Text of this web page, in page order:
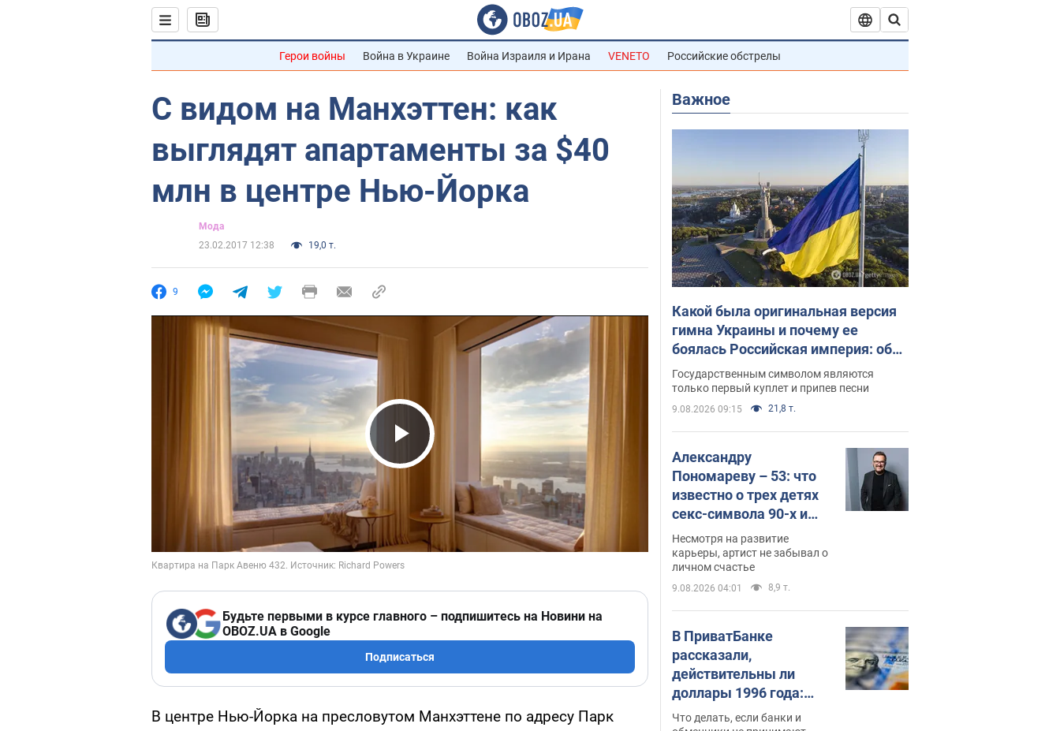
Герои войны Война в Украине Война Израиля и Ирана VENETO Российские обстрелы
С видом на Манхэттен: как
выглядят апартаменты за $40
млн в центре Нью-Йорка
Мода
23.02.2017 12:38
19,0 т.
9
Play Video
Будьте первыми в курсе главного – подпишитесь на Новини на
OBOZ.UA в Google
Подписаться
В центре Нью-Йорка на пресловутом Манхэттене по адресу Парк
Важное
Какой была оригинальная версия
гимна Украины и почему ее
боялась Российская империя: об
этом не рассказывают в школе
Государственным символом являются
только первый куплет и припев песни
9.08.2026 09:15 21,8 т.
Александру
Пономареву – 53: что
известно о трех детях
секс-символа 90-х и
как они выглядят
Несмотря на развитие
карьеры, артист не забывал о
личном счастье
9.08.2026 04:01 8,9 т.
В ПриватБанке
рассказали,
действительны ли
доллары 1996 года:
принимают ли
Что делать, если банки и